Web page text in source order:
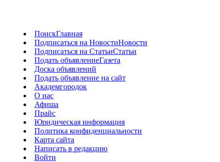
ПоискГлавная
Подписаться на НовостиНовости
Подписаться на СтатьиСтатьи
Подать объявлениеГазета
Доска объявлений
Подать объявление на сайт
Академгородок
О нас
Афиша
Прайс
Юридическая информация
Политика конфиденциальности
Карта сайта
Написать в редакцию
Войти